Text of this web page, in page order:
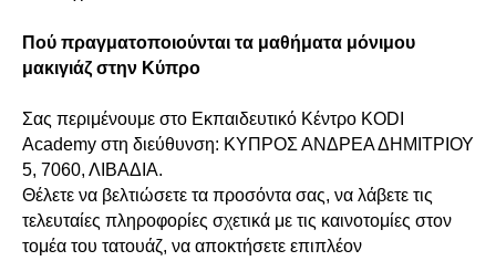
Πού πραγματοποιούνται τα μαθήματα μόνιμου
μακιγιάζ στην Κύπρο
Σας περιμένουμε στο Εκπαιδευτικό Κέντρο KODI
Academy στη διεύθυνση: ΚΥΠΡΟΣ ΑΝΔΡΕΑ ΔΗΜΙΤΡΙΟΥ
5, 7060, ΛΙΒΑΔΙΑ.
Θέλετε να βελτιώσετε τα προσόντα σας, να λάβετε τις
τελευταίες πληροφορίες σχετικά με τις καινοτομίες στον
τομέα του τατουάζ, να αποκτήσετε επιπλέον